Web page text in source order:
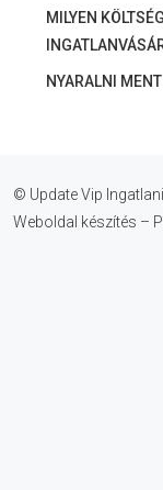
MILYEN
NYARALNI
© Update Vip
Weboldal készítés –